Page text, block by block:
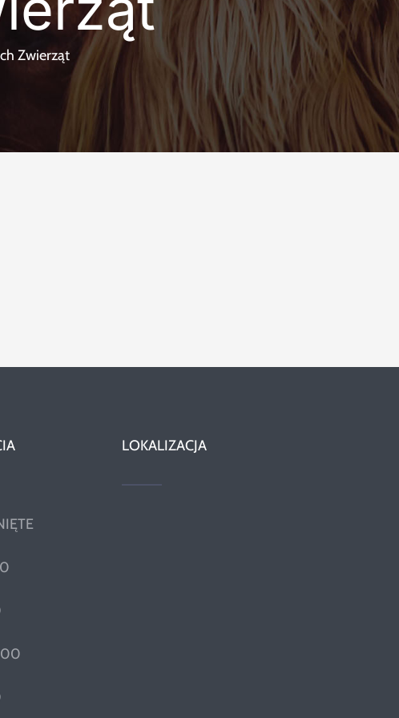
Zwierząt
LOKALIZACJA